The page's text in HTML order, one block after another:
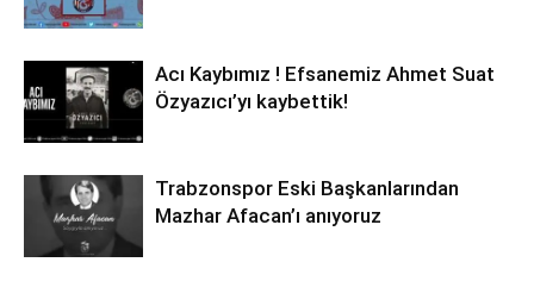
Acı Kaybımız ! Efsanemiz Ahmet Suat
Özyazıcı’yı kaybettik!
Trabzonspor Eski Başkanlarından
Mazhar Afacan’ı anıyoruz